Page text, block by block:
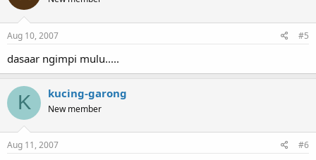
Aug 10, 2007 #5
dasaar ngimpi mulu.....
K kucing-garong
New member
Aug 11, 2007 #6